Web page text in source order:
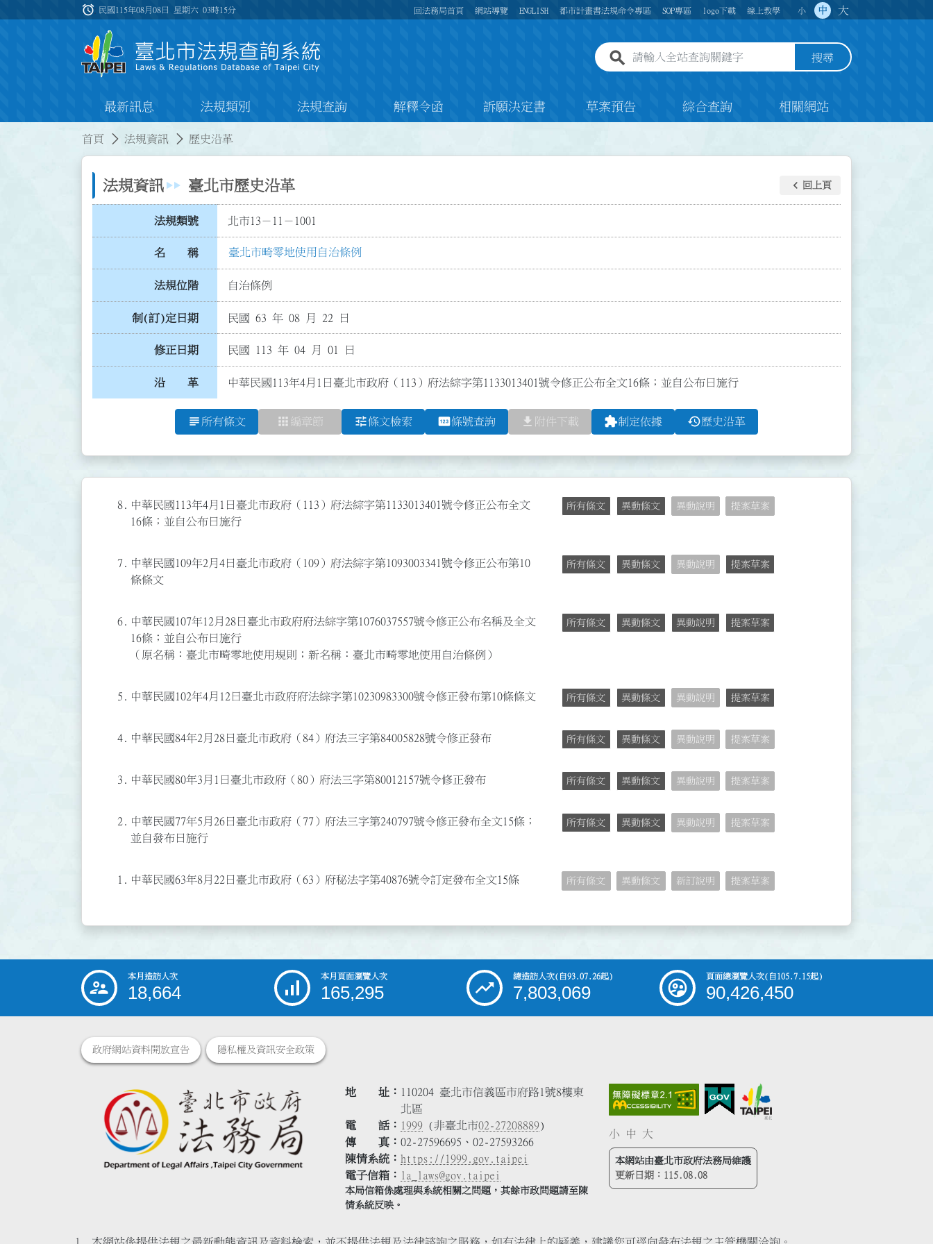
:::
alarm 民國115年08月08日 星期六03時15分 回法務局首頁 網站導覽 ENGLISH 都市計畫書法規命令專區 SOP專區 logo下載 線上教學 小 中 大
全站查詢關鍵字欄位 搜尋
最新訊息 法規類別 法規查詢 解釋令函 訴願決定書 草案預告 綜合查詢 相關網站
首頁 法規資訊 歷史沿革
法規資訊 臺北市歷史沿革 keyboard_arrow_left 回上頁
法規類號 北市13－11－1001
名 稱 臺北市畸零地使用自治條例
法規位階 自治條例
制(訂)定日期 民國 63 年 08 月 22 日
修正日期 民國 113 年 04 月 01 日
沿 革 中華民國113年4月1日臺北市政府（113）府法綜字第1133013401號令修正公布全文16條；並自公布日施行
subject 所有條文 apps 編章節 tune條文檢索 pin條號查詢 file_download 附件下載 extension制定依據 history歷史沿革
8.
中華民國113年4月1日臺北市政府（113）府法綜字第1133013401號令修正公布全文
16條；並自公布日施行
所有條文 異動條文 異動說明 提案草案
7.
中華民國109年2月4日臺北市政府（109）府法綜字第1093003341號令修正公布第10
條條文
所有條文 異動條文 異動說明 提案草案
6.
中華民國107年12月28日臺北市政府府法綜字第1076037557號令修正公布名稱及全文
16條；並自公布日施行
（原名稱：臺北市畸零地使用規則；新名稱：臺北市畸零地使用自治條例）
所有條文 異動條文 異動說明 提案草案
5. 中華民國102年4月12日臺北市政府府法綜字第10230983300號令修正發布第10條條文 所有條文 異動條文 異動說明 提案草案
4. 中華民國84年2月28日臺北市政府（84）府法三字第84005828號令修正發布 所有條文 異動條文 異動說明 提案草案
3. 中華民國80年3月1日臺北市政府（80）府法三字第80012157號令修正發布 所有條文 異動條文 異動說明 提案草案
2.
中華民國77年5月26日臺北市政府（77）府法三字第240797號令修正發布全文15條；
並自發布日施行
所有條文 異動條文 異動說明 提案草案
1. 中華民國63年8月22日臺北市政府（63）府秘法字第40876號令訂定發布全文15條 所有條文 異動條文 新訂說明 提案草案
::: 本月造訪人次
18,664
本月頁面瀏覽人次
165,295
總造訪人次(自93.07.26起)
7,803,069
頁面總瀏覽人次(自105.7.15起)
90,426,450
政府網站資料開放宣告 隱私權及資訊安全政策
地 址
110204 臺北市信義區市府路1號8樓東
北區
電 話
1999 (非臺北市02-27208889)
傳 真
02-27596695、02-27593266
陳情系統
https://1999.gov.taipei
電子信箱
la_laws@gov.taipei
本局信箱係處理與系統相關之問題，其餘市政問題請至陳
情系統反映。
小 中 大
本網站由臺北市政府法務局維護
更新日期： 115.08.08
本網站係提供法規之最新動態資訊及資料檢索，並不提供法規及法律諮詢之服務，如有法律上的疑義，建議您可逕向發布法規之主管機關洽詢。